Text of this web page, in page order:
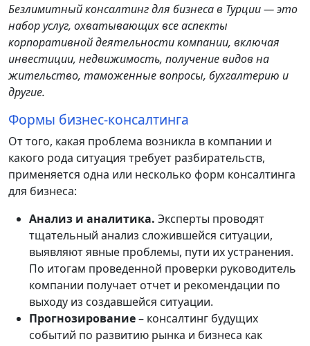
Безлимитный консалтинг для бизнеса в Турции — это
набор услуг, охватывающих все аспекты
корпоративной деятельности компании, включая
инвестиции, недвижимость, получение видов на
жительство, таможенные вопросы, бухгалтерию и
другие.
Формы бизнес-консалтинга
От того, какая проблема возникла в компании и
какого рода ситуация требует разбирательств,
применяется одна или несколько форм консалтинга
для бизнеса:
Анализ и аналитика. Эксперты проводят
тщательный анализ сложившейся ситуации,
выявляют явные проблемы, пути их устранения.
По итогам проведенной проверки руководитель
компании получает отчет и рекомендации по
выходу из создавшейся ситуации.
Прогнозирование– консалтинг будущих
событий по развитию рынка и бизнеса как